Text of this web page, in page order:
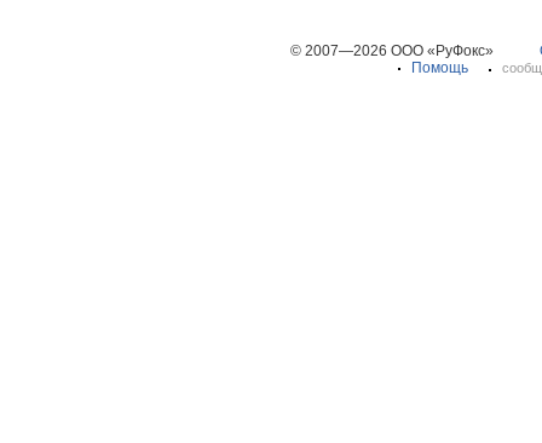
© 2007—2026 ООО «РуФокс»
Помощь